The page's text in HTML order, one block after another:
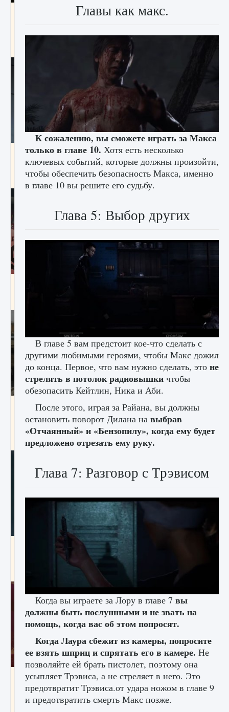
Как исправить ошибку Palworld EPalworld
2 711
Все новые функции в режиме карьеры EA
FC 25
9 августа 2024 2 096 0 2
Входят ли «Милан» и «Интер» в EA FC 25
Как исправить текстовую ошибку
пользовательского интерфейса Delta
Force Hawk Ops
Как проверить статус сервера Delta Force
1 286
Как приручить существ джунглей Нари в
игре Creatures of Ava
9 августа 2024 1 218 0 0
Главы как макс.
К сожалению, вы сможете играть за Макса
только в главе 10. Хотя есть несколько
ключевых событий, которые должны произойти,
чтобы обеспечить безопасность Макса, именно
в главе 10 вы решите его судьбу.
Глава 5: Выбор других
В главе 5 вам предстоит кое-что сделать с
другими любимыми героями, чтобы Макс дожил
до конца. Первое, что вам нужно сделать, это не
стрелять в потолок радиовышки чтобы
обезопасить Кейтлин, Ника и Аби.
После этого, играя за Райана, вы должны
остановить поворот Дилана на выбрав
«Отчаянный» и «Бензопилу», когда ему будет
предложено отрезать ему руку.
Глава 7: Разговор с Трэвисом
Когда вы играете за Лору в главе 7 вы
должны быть послушными и не звать на
помощь, когда вас об этом попросят.
Когда Лаура сбежит из камеры, попросите
ее взять шприц и спрятать его в камере. Не
позволяйте ей брать пистолет, поэтому она
усыпляет Трэвиса, а не стреляет в него. Это
предотвратит Трэвиса.от удара ножом в главе 9
и предотвратить смерть Макс позже.